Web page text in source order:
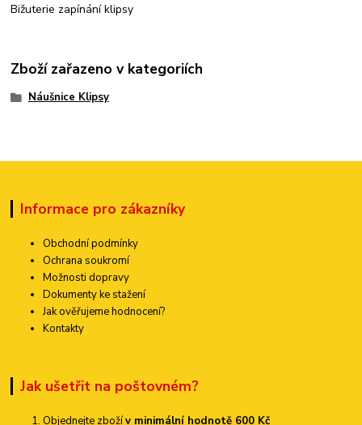
Bižuterie zapínání klipsy
Zboží zařazeno v kategoriích
Náušnice Klipsy
Informace pro zákazníky
Obchodní podmínky
Ochrana soukromí
Možnosti dopravy
Dokumenty ke stažení
Jak ověřujeme hodnocení?
Kontakty
Jak ušetřit na poštovném?
Objednejte zbožív minimální hodnotě 600 Kč